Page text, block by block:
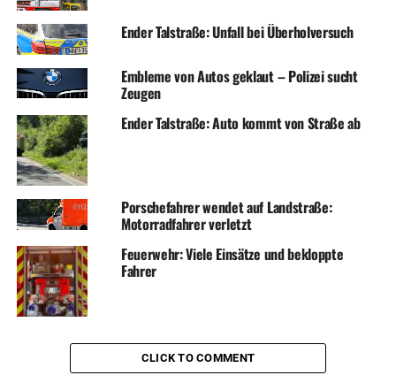
Ender Talstraße: Unfall bei Überholversuch
Embleme von Autos geklaut – Polizei sucht
Zeugen
Ender Talstraße: Auto kommt von Straße ab
Porschefahrer wendet auf Landstraße:
Motorradfahrer verletzt
Feuerwehr: Viele Einsätze und bekloppte
Fahrer
CLICK TO COMMENT